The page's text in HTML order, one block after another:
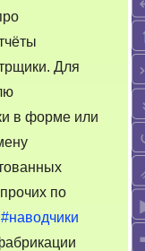
Для
в форме или
по
#наводчики